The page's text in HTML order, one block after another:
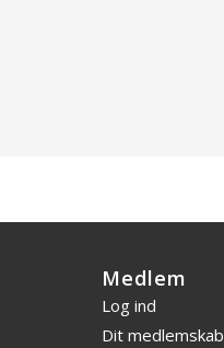
Medlem
Log ind
Dit medlemskab